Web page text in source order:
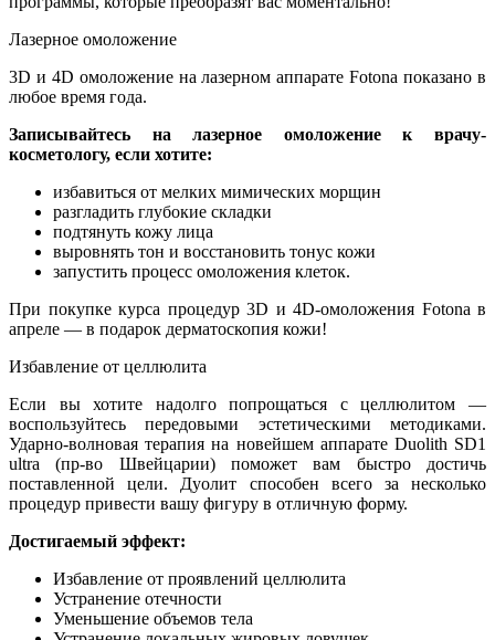
Лазерное омоложение
3D и 4D омоложение на лазерном аппарате Fotona показано в
любое время года.
Записывайтесь на лазерное омоложение к врачу-
косметологу, если хотите:
избавиться от мелких мимических морщин
разгладить глубокие складки
подтянуть кожу лица
выровнять тон и восстановить тонус кожи
запустить процесс омоложения клеток.
При покупке курса процедур 3D и 4D-омоложения Fotona в
апреле — в подарок дерматоскопия кожи!
Избавление от целлюлита
Если вы хотите надолго попрощаться с целлюлитом —
воспользуйтесь передовыми эстетическими методиками.
Ударно-волновая терапия на новейшем аппарате Duolith SD1
ultra (пр-во Швейцарии) поможет вам быстро достичь
поставленной цели. Дуолит способен всего за несколько
процедур привести вашу фигуру в отличную форму.
Достигаемый эффект:
Избавление от проявлений целлюлита
Устранение отечности
Уменьшение объемов тела